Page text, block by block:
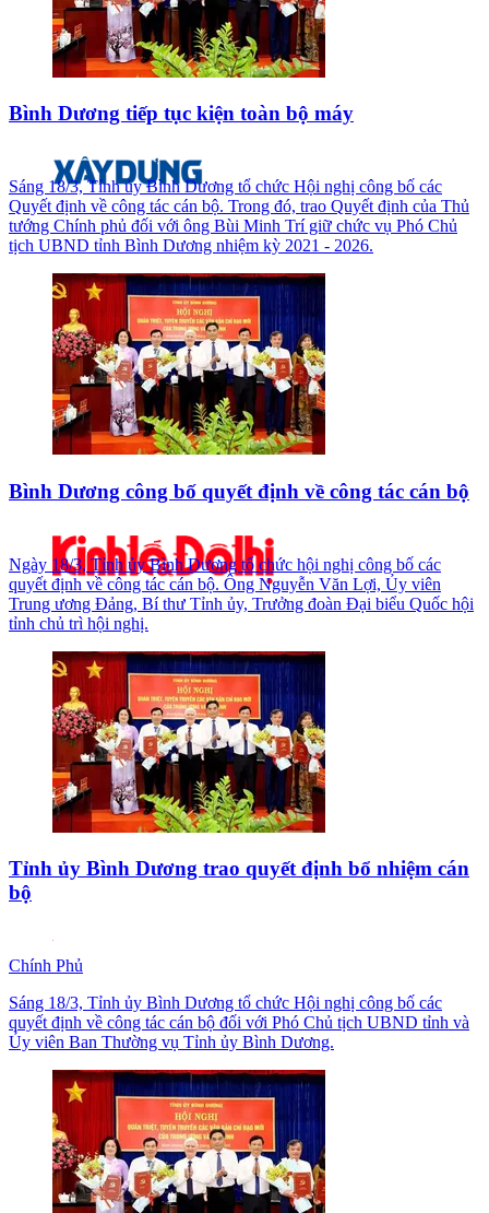
Bình Dương tiếp tục kiện toàn bộ máy
Sáng 18/3, Tỉnh ủy Bình Dương tổ chức Hội nghị công bố các
Quyết định về công tác cán bộ. Trong đó, trao Quyết định của Thủ
tướng Chính phủ đối với ông Bùi Minh Trí giữ chức vụ Phó Chủ
tịch UBND tỉnh Bình Dương nhiệm kỳ 2021 - 2026.
Bình Dương công bố quyết định về công tác cán bộ
Ngày 18/3, Tỉnh ủy Bình Dương tổ chức hội nghị công bố các
quyết định về công tác cán bộ. Ông Nguyễn Văn Lợi, Ủy viên
Trung ương Đảng, Bí thư Tỉnh ủy, Trưởng đoàn Đại biểu Quốc hội
tỉnh chủ trì hội nghị.
Tỉnh ủy Bình Dương trao quyết định bổ nhiệm cán
bộ
Chính Phủ
Sáng 18/3, Tỉnh ủy Bình Dương tổ chức Hội nghị công bố các
quyết định về công tác cán bộ đối với Phó Chủ tịch UBND tỉnh và
Ủy viên Ban Thường vụ Tỉnh ủy Bình Dương.